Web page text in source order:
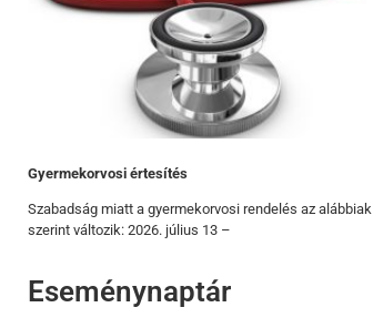
Gyermekorvosi értesítés
Szabadság miatt a gyermekorvosi rendelés az alábbiak
szerint változik: 2026. július 13 –
Eseménynaptár